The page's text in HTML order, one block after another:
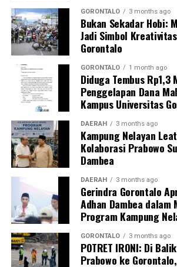
“Kehadiran mahasiswa mempercepat
active case findingTBC yang
Sinergi multisektor antara perguruan
kesehatan, puskesmas, dan pemerintah
inilah yang menjadi kunci sukses
masyarakat sadar sehat,” jelas Dr.
Masyarakat Desa Luwoo menyambut
terpadu ini. Ratusan warga
pemeriksaan kesehatan gratis
mengenai pola hidup bersih dan sehat
pencegahan tuberkulosis.
GORONTALO 3 months ago
Bukan Sekadar Hobi:
Jadi Simbol
Gorontalo
GORONTALO 1 month ago
Diduga Tembus
Penggelapan Dana
Kampus Universitas
DAERAH 3 months ago
Kampung Nelayan
Kolaborasi Prabowo
Dambea
DAERAH 3 months ago
Gerindra Gorontalo
Adhan Dambea dalam
Program Kampung
GORONTALO 3 months ago
POTRET IRONI: Di
Prabowo ke